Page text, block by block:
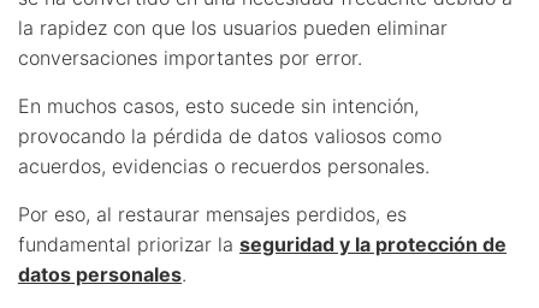
la rapidez con que los usuarios pueden eliminar
conversaciones importantes por error.
En muchos casos, esto sucede sin intención,
provocando la pérdida de datos valiosos como
acuerdos, evidencias o recuerdos personales.
Por eso, al restaurar mensajes perdidos, es
fundamental priorizar la seguridad y la protección de
datos personales.